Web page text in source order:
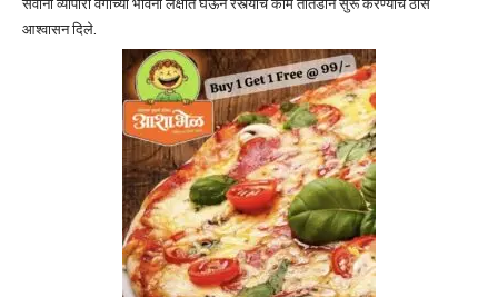
सर्वांनी व्यापारी वर्गाच्या भावना लक्षात घेऊन रस्त्याचे काम तातडीने सुरू करण्याचे ठोस
आश्वासन दिले.